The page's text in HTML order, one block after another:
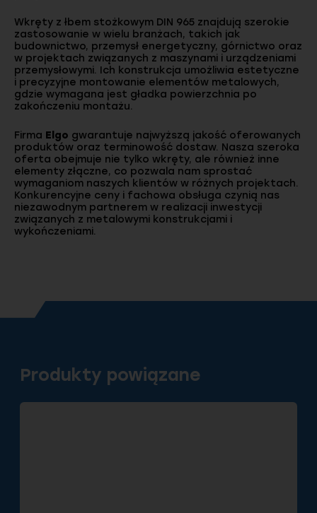
Wkręty z łbem stożkowym DIN 965 znajdują szerokie
zastosowanie w wielu branżach, takich jak
budownictwo, przemysł energetyczny, górnictwo oraz
w projektach związanych z maszynami i urządzeniami
przemysłowymi. Ich konstrukcja umożliwia estetyczne
i precyzyjne montowanie elementów metalowych,
gdzie wymagana jest gładka powierzchnia po
zakończeniu montażu.
Firma Elgo gwarantuje najwyższą jakość oferowanych
produktów oraz terminowość dostaw. Nasza szeroka
oferta obejmuje nie tylko wkręty, ale również inne
elementy złączne, co pozwala nam sprostać
wymaganiom naszych klientów w różnych projektach.
Konkurencyjne ceny i fachowa obsługa czynią nas
niezawodnym partnerem w realizacji inwestycji
związanych z metalowymi konstrukcjami i
wykończeniami.
Produkty powiązane